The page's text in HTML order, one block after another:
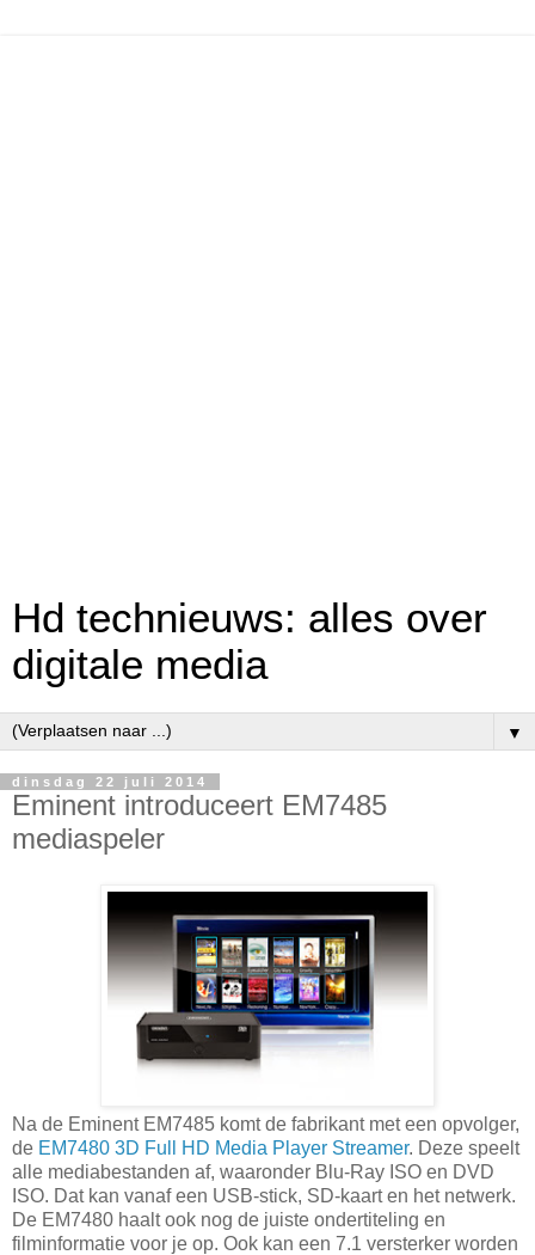
Hd technieuws: alles over
digitale media
▼
dinsdag 22 juli 2014
Eminent introduceert EM7485
mediaspeler
Na de Eminent EM7485 komt de fabrikant met een opvolger,
de EM7480 3D Full HD Media Player Streamer. Deze speelt
alle mediabestanden af, waaronder Blu-Ray ISO en DVD
ISO. Dat kan vanaf een USB-stick, SD-kaart en het netwerk.
De EM7480 haalt ook nog de juiste ondertiteling en
filminformatie voor je op. Ook kan een 7.1 versterker worden